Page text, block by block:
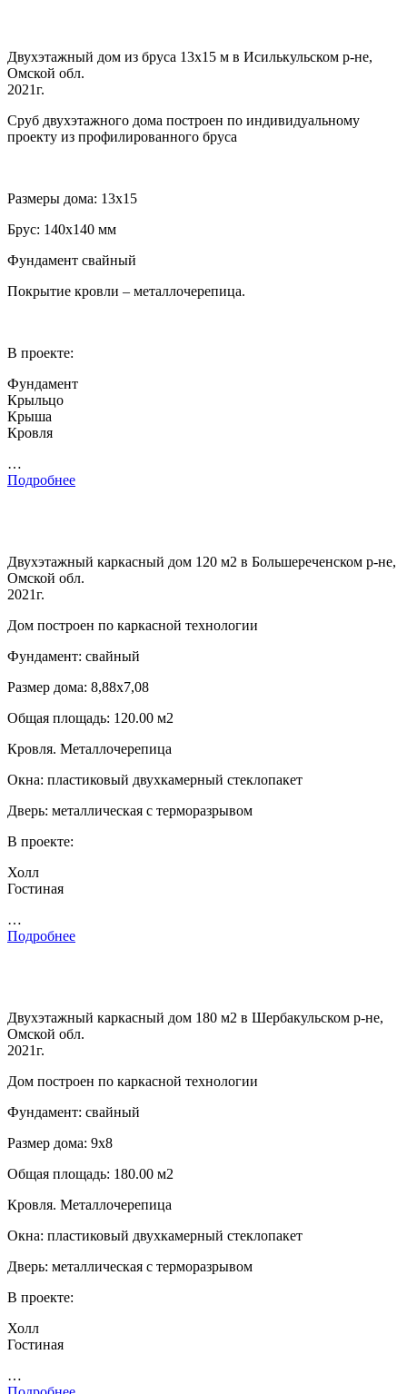
Двухэтажный дом из бруса 13х15 м в Исилькульском р-не,
Омской обл.
2021г.
Сруб двухэтажного дома построен по индивидуальному
проекту из профилированного бруса
Размеры дома: 13х15
Брус: 140х140 мм
Фундамент свайный
Покрытие кровли – металлочерепица.
В проекте:
Фундамент
Крыльцо
Крыша
Кровля
…
Подробнее
Двухэтажный каркасный дом 120 м2 в Большереченском р-не,
Омской обл.
2021г.
Дом построен по каркасной технологии
Фундамент: свайный
Размер дома: 8,88х7,08
Общая площадь: 120.00 м2
Кровля. Металлочерепица
Окна: пластиковый двухкамерный стеклопакет
Дверь: металлическая с терморазрывом
В проекте:
Холл
Гостиная
…
Подробнее
Двухэтажный каркасный дом 180 м2 в Шербакульском р-не,
Омской обл.
2021г.
Дом построен по каркасной технологии
Фундамент: свайный
Размер дома: 9х8
Общая площадь: 180.00 м2
Кровля. Металлочерепица
Окна: пластиковый двухкамерный стеклопакет
Дверь: металлическая с терморазрывом
В проекте:
Холл
Гостиная
…